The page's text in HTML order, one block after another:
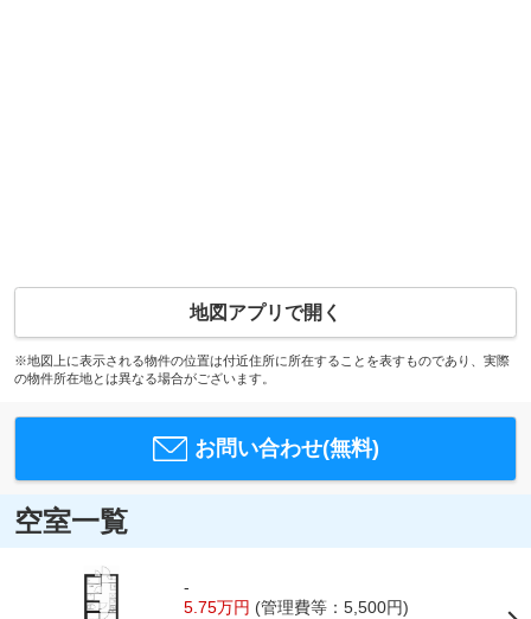
地図アプリで開く
※地図上に表示される物件の位置は付近住所に所在することを表すものであり、実際
の物件所在地とは異なる場合がございます。
お問い合わせ(無料)
空室一覧
-
5.75万円 (管理費等：5,500円)